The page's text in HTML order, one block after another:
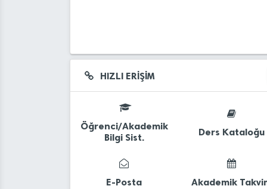
HIZLI ERİŞİM
Öğrenci/Akademik
Bilgi Sist.
Ders Kataloğu
E-Posta Akademik